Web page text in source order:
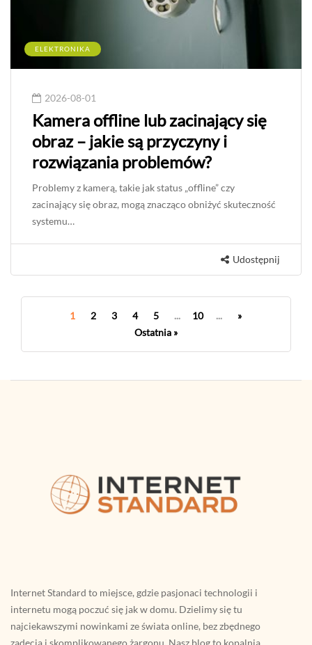
ELEKTRONIKA
2026-08-01
Kamera offline lub zacinający się
obraz – jakie są przyczyny i
rozwiązania problemów?
Problemy z kamerą, takie jak status „offline” czy
zacinający się obraz, mogą znacząco obniżyć skuteczność
systemu…
Udostępnij
1 2 3 4 5 ... 10 ...
»
Ostatnia »
Internet Standard to miejsce, gdzie pasjonaci technologii i
internetu mogą poczuć się jak w domu. Dzielimy się tu
najciekawszymi nowinkami ze świata online, bez zbędnego
zadęcia i skomplikowanego żargonu. Nasz blog to kopalnia